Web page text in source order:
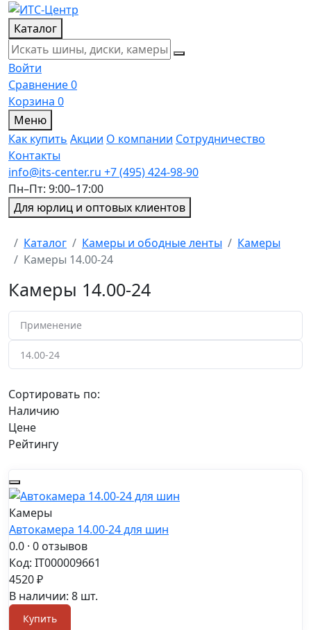
Каталог
Войти
Сравнение0
Корзина 0
Меню
Как купить Акции О компании Сотрудничество
Контакты
info@its-center.ru +7 (495) 424-98-90
Пн–Пт: 9:00–17:00
Для юрлиц и оптовых клиентов
Главная
Каталог Камеры и ободные ленты
Камеры
Камеры 14.00-24
Камеры 14.00-24
Сортировать по:
Наличию
Цене
Рейтингу
Камеры
Автокамера 14.00-24 для шин
0.0 · 0 отзывов
Код: IT000009661
4520 ₽
В наличии: 8 шт.
Купить